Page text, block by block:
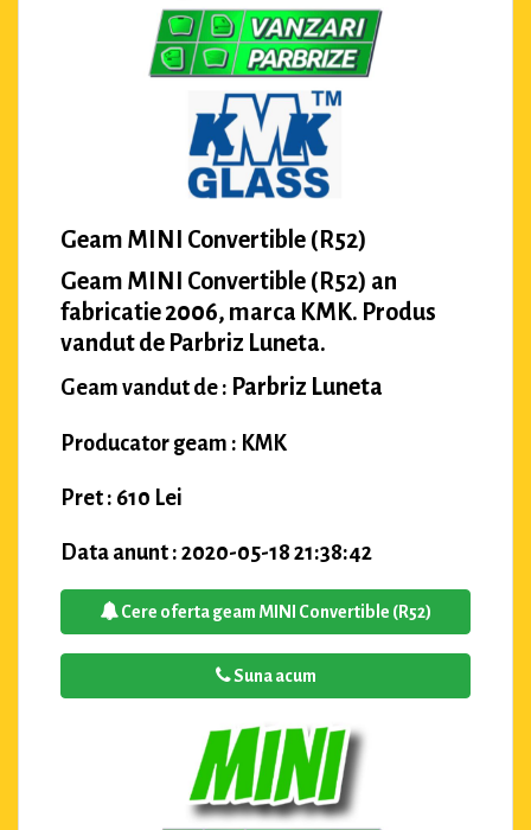
Geam MINI Convertible (R52)
Geam MINI Convertible (R52) an
fabricatie 2006, marca KMK. Produs
vandut de Parbriz Luneta.
Geam vandut de : Parbriz Luneta
Producator geam : KMK
Pret : 610 Lei
Data anunt : 2020-05-18 21:38:42
Cere oferta geam MINI Convertible (R52)
Suna acum